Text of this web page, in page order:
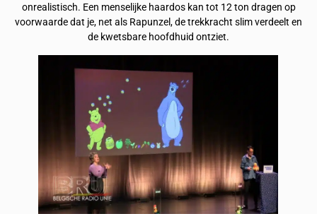
onrealistisch. Een menselijke haardos kan tot 12 ton dragen op
voorwaarde dat je, net als Rapunzel, de trekkracht slim verdeelt en
de kwetsbare hoofdhuid ontziet.